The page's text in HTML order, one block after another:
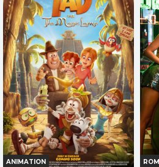
Horaires et Infos
Bande-annonce
Réservation
TOUT PUBLIC
ANIMATION